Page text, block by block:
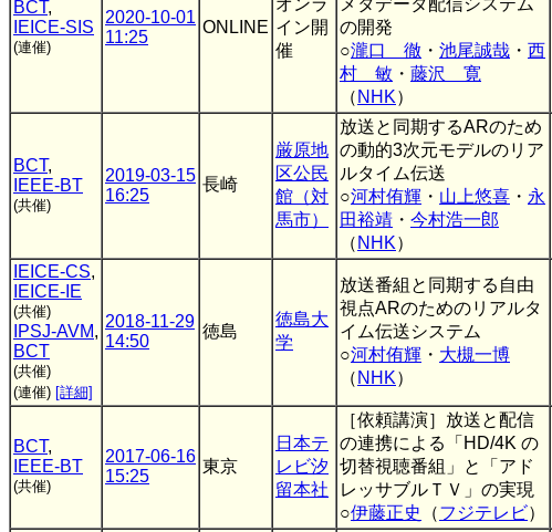
BCT,
IEICE-SIS
(連催)
2020-10-01
11:25
ONLINE
オンラ
イン開
催
メタデータ配信システム
の開発
○瀧口 徹 ・ 池尾誠哉 ・ 西
村 敏 ・ 藤沢 寛
（ NHK）
BCT,
IEEE-BT
(共催)
2019-03-15
16:25
長崎
厳原地
区公民
館（対
馬市）
放送と同期するARのため
の動的3次元モデルのリア
ルタイム伝送
○河村侑輝 ・ 山上悠喜 ・ 永
田裕靖 ・ 今村浩一郎
（ NHK）
IEICE-CS,
IEICE-IE
(共催)
IPSJ-AVM,
BCT
(共催)
(連催) [詳細]
2018-11-29
14:50
徳島
徳島大
学
放送番組と同期する自由
視点ARのためのリアルタ
イム伝送システム
○河村侑輝 ・ 大槻一博
（ NHK）
BCT,
IEEE-BT
(共催)
2017-06-16
15:25
東京
日本テ
レビ汐
留本社
［依頼講演］放送と配信
の連携による「HD/4K の
切替視聴番組」と「アド
レッサブルＴＶ」の実現
○伊藤正史 （フジテレビ）